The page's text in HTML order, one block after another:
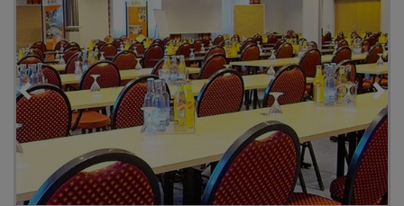
Loading...